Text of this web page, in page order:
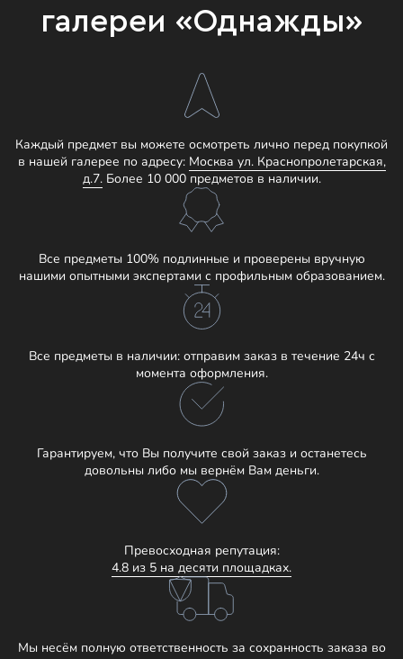
галереи «Однажды»
Каждый предмет вы можете осмотреть лично перед покупкой
в нашей галерее по адресу: Москва ул. Краснопролетарская,
д.7.Более 10 000 предметов в наличии.
Все предметы 100% подлинные и проверены вручную
нашими опытными экспертами с профильным образованием.
Все предметы в наличии: отправим заказ в течение 24ч с
момента оформления.
Гарантируем, что Вы получите свой заказ и останетесь
довольны либо мы вернём Вам деньги.
Превосходная репутация:
4.8 из 5 на десяти площадках.
Мы несём полную ответственность за сохранность заказа во